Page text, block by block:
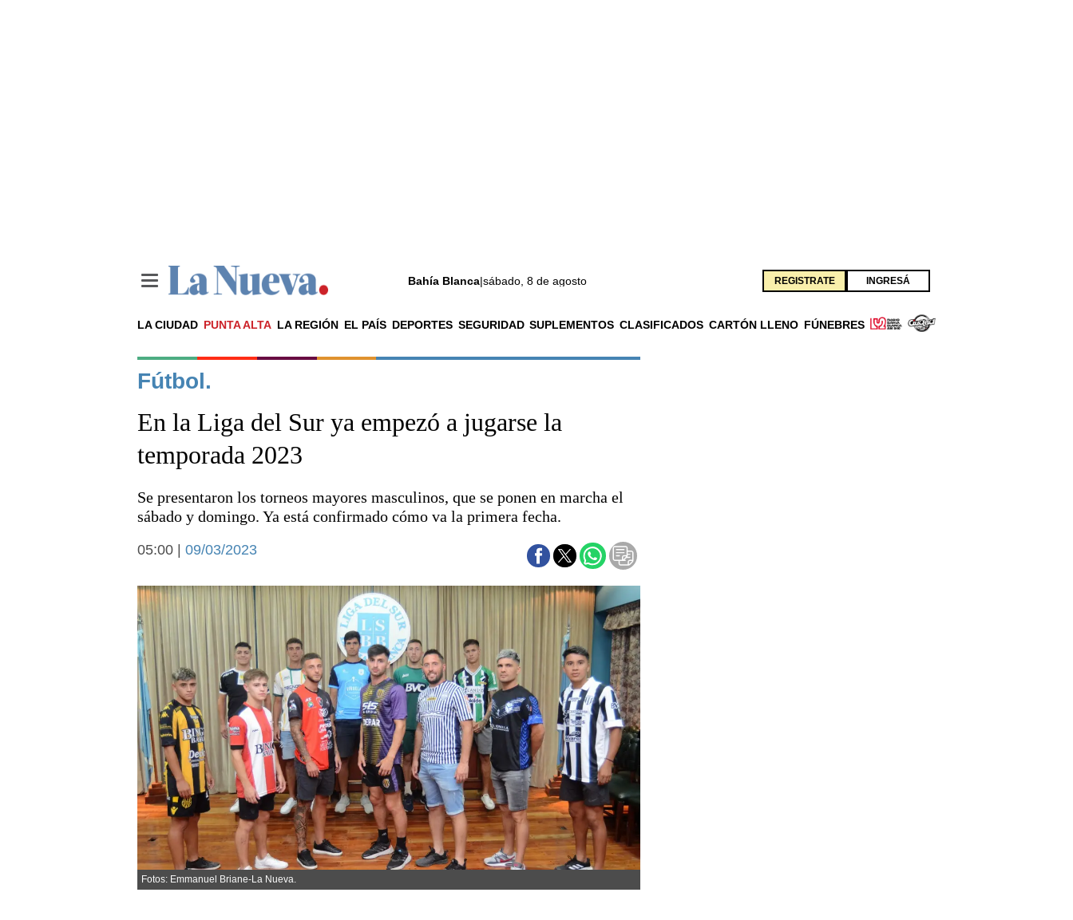
Bahía Blanca|sábado, 8 de agosto REGISTRATE INGRESÁ
LA CIUDAD PUNTA ALTA LA REGIÓN EL PAÍS DEPORTES SEGURIDAD SUPLEMENTOS CLASIFICADOS CARTÓN LLENO FÚNEBRES
Noticias
La ciudad
El país
Deportes
Escenario Olímpico
Federal A
Arte y cultura
Aplausos
Cines
Economía y campo
Economía y finanzas
Con el campo
Espacio empresas
Sociedad y tiempo libre
Sociedad
Tecnología
Turismo
Salud
Es viral
El tiempo
Cartón Lleno
Fúnebres
Fútbol.
En la Liga del Sur ya empezó a jugarse la
temporada 2023
Se presentaron los torneos mayores masculinos, que se ponen en marcha el
sábado y domingo. Ya está confirmado cómo va la primera fecha.
05:00 | 09/03/2023
Fotos: Emmanuel Briane-La Nueva.